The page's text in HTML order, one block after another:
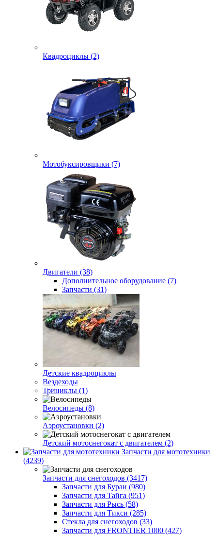
Квадроциклы (2)
Мотобуксировщики (7)
Двигатели (38)
Дополнительное оборудование (7)
Запчасти (31)
Детские квадроциклы
Вездеходы
Трициклы (1)
Велосипеды (8)
Аэроустановки (2)
Детский мотоснегокат с двигателем (2)
Запчасти для мототехники
(4239)
Запчасти для снегоходов (3417)
Запчасти для Буран (980)
Запчасти для Тайга (951)
Запчасти для Рысь (58)
Запчасти для Тикси (285)
Стекла для снегоходов (33)
Запчасти для FRONTIER 1000 (427)